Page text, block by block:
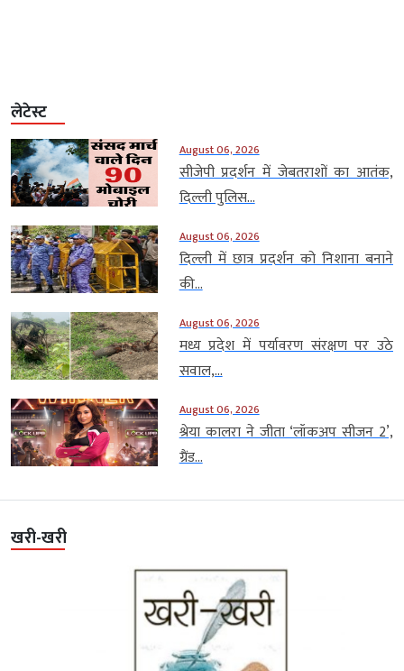
लेटेस्ट
August 06, 2026
सीजेपी प्रदर्शन में जेबतराशों का आतंक,
दिल्ली पुलिस...
August 06, 2026
दिल्ली में छात्र प्रदर्शन को निशाना बनाने
की...
August 06, 2026
मध्य प्रदेश में पर्यावरण संरक्षण पर उठे
सवाल,...
August 06, 2026
श्रेया कालरा ने जीता ‘लॉकअप सीजन 2’,
ग्रैंड...
खरी-खरी